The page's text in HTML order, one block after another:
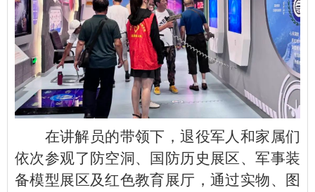
在讲解员的带领下，退役军人和家属们
依次参观了防空洞、国防历史展区、军事装
备模型展区及红色教育展厅，通过实物、图